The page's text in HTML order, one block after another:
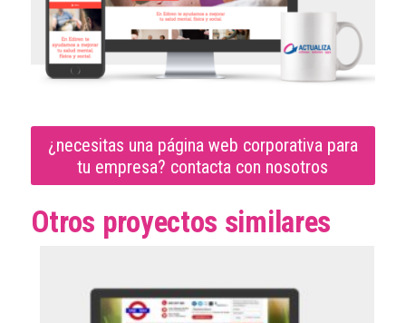
¿necesitas una página web corporativa para
tu empresa? contacta con nosotros
Otros proyectos similares